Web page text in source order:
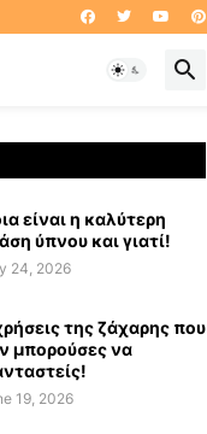
είναι η καλύτερη
ύπνου και γιατί!
24, 2026
της ζάχαρης που
μπορούσες να
19, 2026